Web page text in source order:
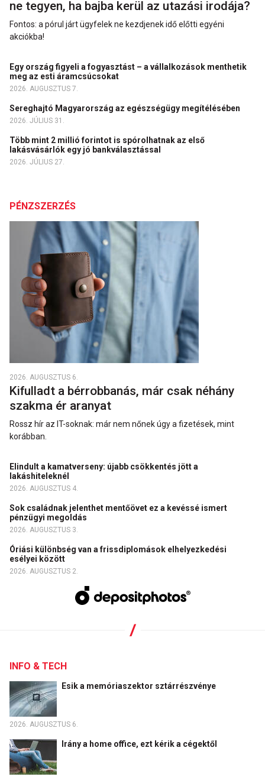
ne tegyen, ha bajba kerül az utazási irodája?
Fontos: a pórul járt ügyfelek ne kezdjenek idő előtti egyéni
akciókba!
Egy ország figyeli a fogyasztást – a vállalkozások menthetik
meg az esti áramcsúcsokat
2026. AUGUSZTUS 7.
Sereghajtó Magyarország az egészségügy megítélésében
2026. JÚLIUS 31.
Több mint 2 millió forintot is spórolhatnak az első
lakásvásárlók egy jó bankválasztással
2026. JÚLIUS 27.
PÉNZSZERZÉS
2026. AUGUSZTUS 6.
Kifulladt a bérrobbanás, már csak néhány
szakma ér aranyat
Rossz hír az IT-soknak: már nem nőnek úgy a fizetések, mint
korábban.
Elindult a kamatverseny: újabb csökkentés jött a
lakáshiteleknél
2026. AUGUSZTUS 4.
Sok családnak jelenthet mentőövet ez a kevéssé ismert
pénzügyi megoldás
2026. AUGUSZTUS 3.
Óriási különbség van a frissdiplomások elhelyezkedési
esélyei között
2026. AUGUSZTUS 2.
INFO & TECH
Esik a memóriaszektor sztárrészvénye
2026. AUGUSZTUS 6.
Irány a home office, ezt kérik a cégektől